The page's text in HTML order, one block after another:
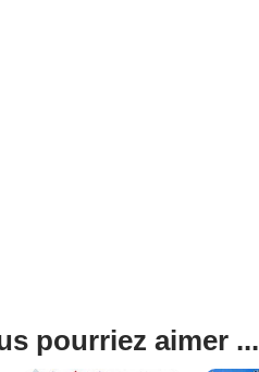
pourriez aimer ...